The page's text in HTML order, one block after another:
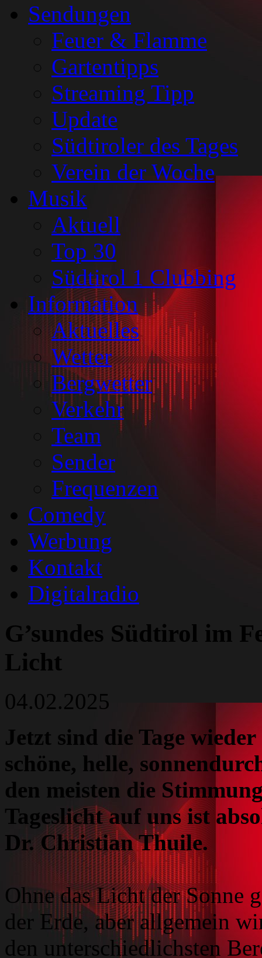
Sendungen
Feuer & Flamme
Gartentipps
Streaming Tipp
Update
Südtiroler des Tages
Verein der Woche
Musik
Aktuell
Top 30
Südtirol 1 Clubbing
Information
Aktuelles
Wetter
Bergwetter
Verkehr
Team
Sender
Frequenzen
Comedy
Werbung
Kontakt
Digitalradio
G’sundes Südtirol im
Licht
04.02.2025
Jetzt sind die Tage
schöne, helle,
den meisten die
Tageslicht auf uns ist
Dr. Christian Thuile.
Ohne das Licht der Sonne
der Erde, aber allgemein
den unterschiedlichsten